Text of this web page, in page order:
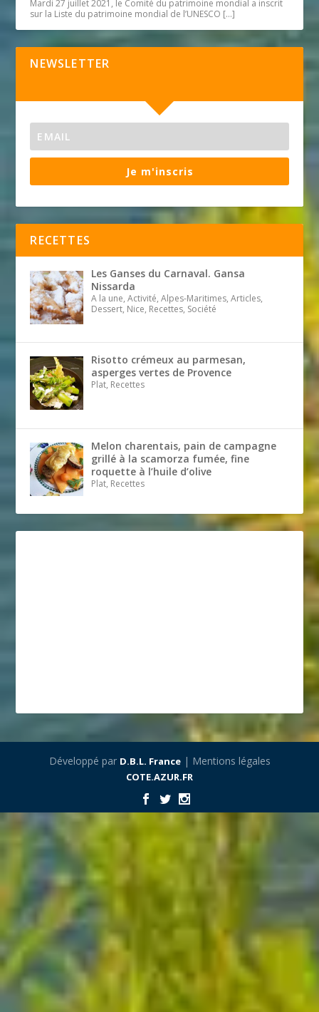
Mardi 27 juillet 2021, le Comité du patrimoine mondial a inscrit
sur la Liste du patrimoine mondial de l’UNESCO […]
NEWSLETTER
Je m'inscris
RECETTES
Les Ganses du Carnaval. Gansa
Nissarda
A la une, Activité, Alpes-Maritimes, Articles,
Dessert, Nice, Recettes, Société
Risotto crémeux au parmesan,
asperges vertes de Provence
Plat, Recettes
Melon charentais, pain de campagne
grillé à la scamorza fumée, fine
roquette à l’huile d’olive
Plat, Recettes
Développé par D.B.L. France| Mentions légales
COTE.AZUR.FR